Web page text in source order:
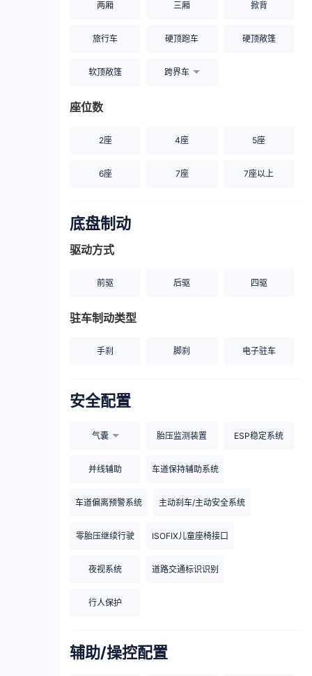
两厢 三厢 掀背
旅行车 硬顶跑车 硬顶敞篷
软顶敞篷 跨界车
座位数
2座 4座 5座
6座 7座 7座以上
底盘制动
驱动方式
前驱 后驱 四驱
驻车制动类型
手刹 脚刹 电子驻车
安全配置
气囊 胎压监测装置 ESP稳定系统
并线辅助 车道保持辅助系统
车道偏离预警系统 主动刹车/主动安全系统
零胎压继续行驶 ISOFIX儿童座椅接口
夜视系统 道路交通标识识别
行人保护
辅助/操控配置